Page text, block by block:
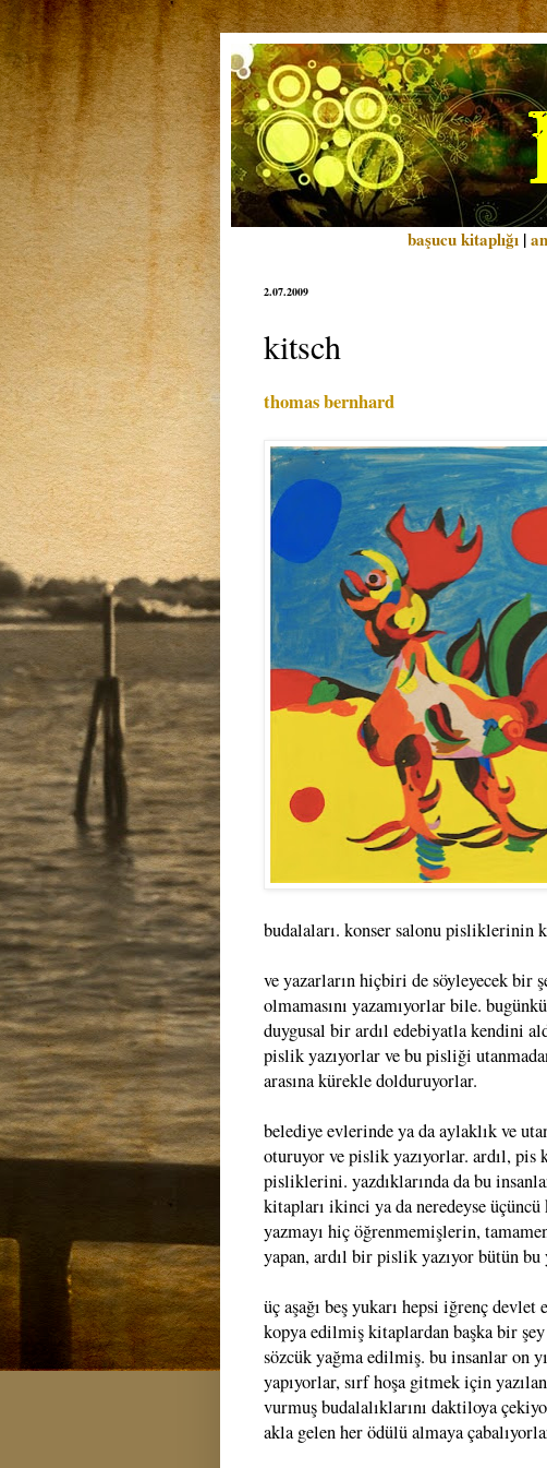
başucu kitaplığı |
2.07.2009
kitsch
thomas bernhard
budalaları. konser salonu pisliklerinin
ve yazarların hiçbiri de söyleyecek bir
olmamasını yazamıyorlar bile.
duygusal bir ardıl edebiyatla kendini
pislik yazıyorlar ve bu pisliği
arasına kürekle dolduruyorlar.
belediye evlerinde ya da aylaklık ve
oturuyor ve pislik yazıyorlar. ardıl, pis
pisliklerini. yazdıklarında da bu
kitapları ikinci ya da neredeyse
yazmayı hiç öğrenmemişlerin,
yapan, ardıl bir pislik yazıyor bütün bu
üç aşağı beş yukarı hepsi iğrenç
kopya edilmiş kitaplardan başka bir
sözcük yağma edilmiş. bu insanlar on
yapıyorlar, sırf hoşa gitmek için
vurmuş budalalıklarını daktiloya
akla gelen her ödülü almaya